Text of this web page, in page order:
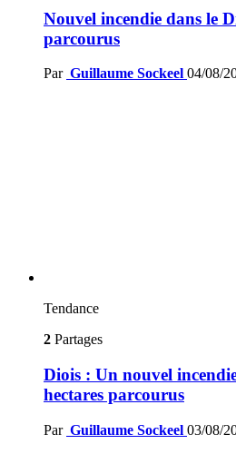
Nouvel incendie dans le
parcourus
Par Guillaume Sockeel 04/08/
Tendance
2 Partages
Diois : Un nouvel
hectares parcourus
Par Guillaume Sockeel 03/08/